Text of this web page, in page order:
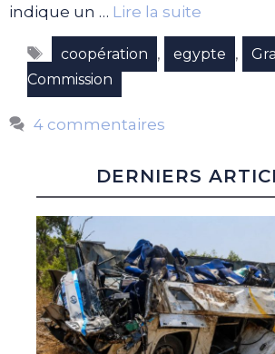
indique un … Lire la suite
Étiquettes
coopération , egypte ,
Commission
4 commentaires
DERNIERS